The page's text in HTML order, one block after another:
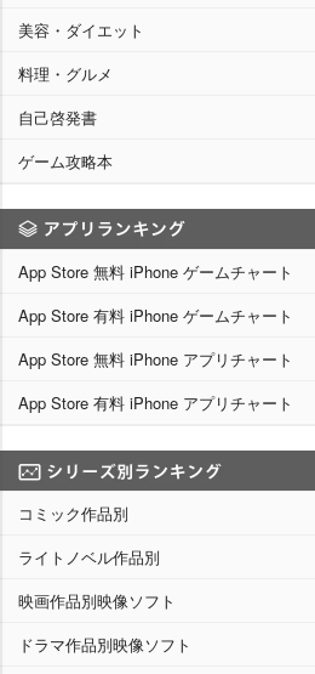
美容・ダイエット
料理・グルメ
自己啓発書
ゲーム攻略本
App Store 無料 iPhone ゲームチャート
App Store 有料 iPhone ゲームチャート
App Store 無料 iPhone アプリチャート
App Store 有料 iPhone アプリチャート
コミック作品別
ライトノベル作品別
映画作品別映像ソフト
ドラマ作品別映像ソフト